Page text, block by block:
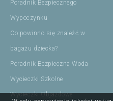
Poradnik Bezpiecznego
Wypoczynku
Co powinno się znaleźć w
bagażu dziecka?
Poradnik Bezpieczna Woda
Wycieczki Szkolne
Wycieczki Objazdowe